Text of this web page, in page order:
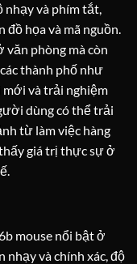
nhạy và phím tắt,
đồ họa và mã nguồn.
văn phòng mà còn
thành phố như
mới và trải nghiệm
dùng có thể trải
từ làm việc hàng
giá trị thực sự ở
mouse nổi bật ở
nhạy và chính xác, độ